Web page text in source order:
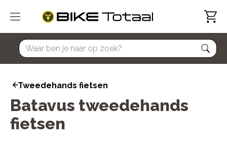
home
Tweedehands fietsen
Batavus tweedehands
fietsen